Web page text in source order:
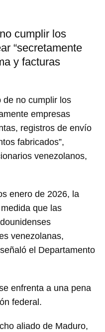
primero has de
14ymedio.
CANCELAR
cumplir los
“secretamente
y facturas
de no cumplir los
empresas
registros de envío
fabricados”,
venezolanos,
enero de 2026, la
que las
venezolanas,
el Departamento
enfrenta a una pena
federal.
aliado de Maduro,